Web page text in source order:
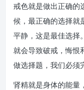
戒色就是做出正确的
候，最正确的选择就
平静，这是最佳选择
就会导致破戒，悔恨
做选择题，我们必须
肾精就是身体的能量